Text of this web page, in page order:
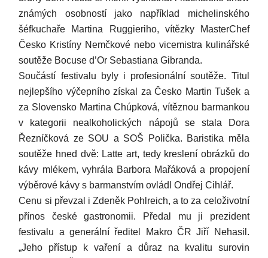
známých osobností jako například michelinského
šéfkuchaře Martina Ruggieriho, vítězky MasterChef
Česko Kristíny Nemčkové nebo vicemistra kulinářské
soutěže Bocuse d’Or Sebastiana Gibranda.
Součástí festivalu byly i profesionální soutěže. Titul
nejlepšího výčepního získal za Česko Martin Tušek a
za Slovensko Martina Chúpková, vítěznou barmankou
v kategorii nealkoholických nápojů se stala Dora
Řezníčková ze SOU a SOŠ Polička. Baristika měla
soutěže hned dvě: Latte art, tedy kreslení obrázků do
kávy mlékem, vyhrála Barbora Mařáková a propojení
výběrové kávy s barmanstvím ovládl Ondřej Cihlář.
Cenu si převzal i Zdeněk Pohlreich, a to za celoživotní
přínos české gastronomii. Předal mu ji prezident
festivalu a generální ředitel Makro ČR Jiří Nehasil.
„Jeho přístup k vaření a důraz na kvalitu surovin